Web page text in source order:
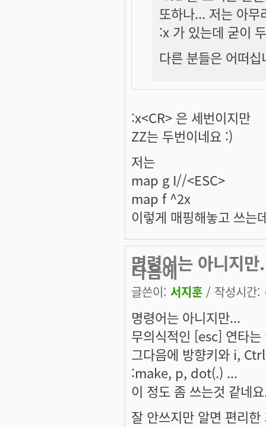
또하나... 저는 아
:x 가 있는데 굳이
다른 분들은 어떠십
:x<CR> 은 세번이지만
ZZ는 두번이네요 :)
저는
map g I//<ESC>
map f ^2x
이렇게 매핑해놓고 쓰는
명령어는 아니지
다음에
글쓴이: 서지훈 / 작성시간
명령어는 아니지만...
무의식적인 [esc] 연타는
그다음에 방향키와 i,
:make, p, dot(.) ...
이 정도 좀 쓰는것 같네
잘 안쓰지만 알면 편리한